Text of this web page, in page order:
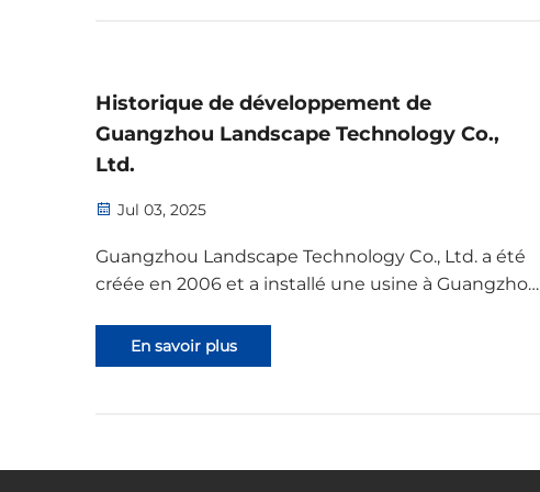
Historique de développement de
Guangzhou Landscape Technology Co.,
Ltd.
Jul 03, 2025
Guangzhou Landscape Technology Co., Ltd. a été
créée en 2006 et a installé une usine à Guangzhou
de 5 personnes disposant de 3 machines,
produisant plus de 10 types de produits. En 2010,
En savoir plus